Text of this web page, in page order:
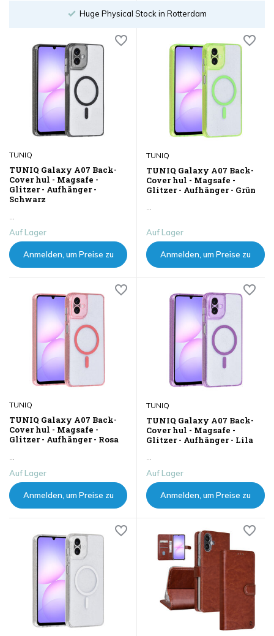
Order until 18:00
TUNIQ
TUNIQ Galaxy A07 Back-
Cover hul - Magsafe -
Glitzer - Aufhänger -
Schwarz
...
Auf Lager
Anmelden, um Preise zu
TUNIQ
TUNIQ Galaxy A07 Back-
Cover hul - Magsafe -
Glitzer - Aufhänger - Grün
...
Auf Lager
Anmelden, um Preise zu
TUNIQ
TUNIQ Galaxy A07 Back-
Cover hul - Magsafe -
Glitzer - Aufhänger - Rosa
Auf Lager
Anmelden, um Preise zu
TUNIQ
TUNIQ Galaxy A07 Back-
Cover hul - Magsafe -
Glitzer - Aufhänger - Lila
Auf Lager
Anmelden, um Preise zu